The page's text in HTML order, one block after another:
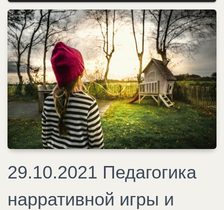
29.10.2021 Педагогика
нарративной игры и